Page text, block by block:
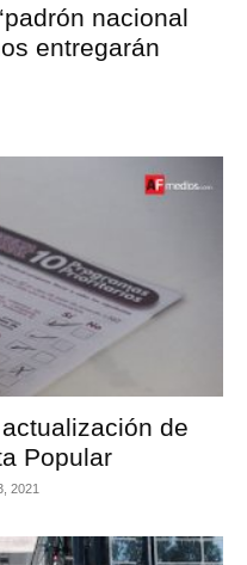
nacional
entregarán
de
Popular
2021